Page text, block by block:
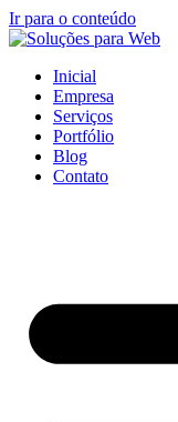
Ir para o conteúdo
Inicial
Empresa
Serviços
Portfólio
Blog
Contato